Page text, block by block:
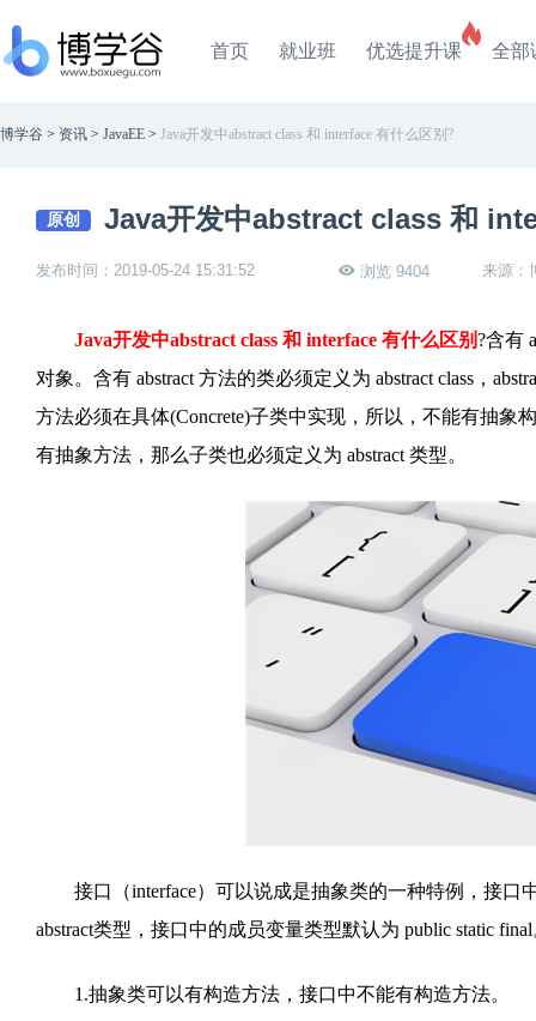
首页 就业班 优选提升课 全部
博学谷 > 资讯 > JavaEE > Java开发中abstract class 和 interface 有什么区别?
原创 Java开发中abstract class 和
发布时间：2019-05-24 15:31:52 浏览 9404 来源：
Java开发中abstract class 和 interface 有什么区别?含有
对象。含有 abstract 方法的类必须定义为 abstract class，
方法必须在具体(Concrete)子类中实现，所以，不能有抽
有抽象方法，那么子类也必须定义为 abstract 类型。
接口（interface）可以说成是抽象类的一种特例，接口
abstract类型，接口中的成员变量类型默认为 public static
1.抽象类可以有构造方法，接口中不能有构造方法。